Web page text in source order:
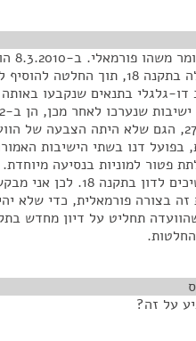
אני
הדיונים שלה בתקנה 18, תוך החלטה
דו-גלגלי בתנאים שנקבעו
ב-27.7.2010, הגם שלא היתה הצבעה של
בפועל דנו בשתי הישיבות
פטור למוניות בנסיעה
עכשיו ממשיכים לדון בתקנה 18.
בצורה פורמאלית, כדי שלא
על זה?